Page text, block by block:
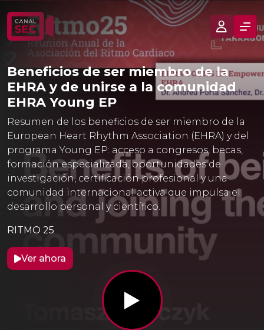
Beneficios de ser miembro de la
EHRA y de unirse a la comunidad
EHRA Young EP
Resumen de los beneficios de ser miembro de la
European Heart Rhythm Association (EHRA) y del
programa Young EP: acceso a congresos, becas,
formación especializada, oportunidades de
investigación, certificación profesional y una
comunidad internacional activa que impulsa el
desarrollo personal y científico.
RITMO 25
Ver ahora